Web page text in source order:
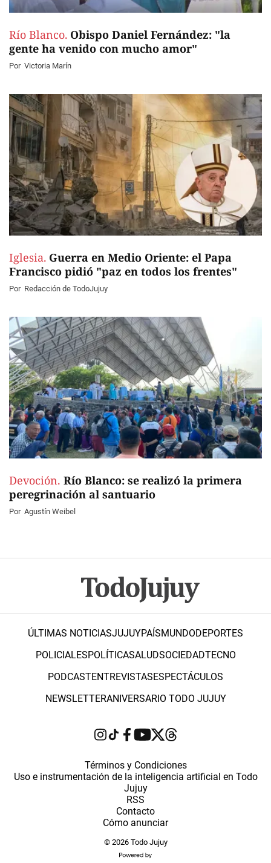
Río Blanco. Obispo Daniel Fernández: "la
gente ha venido con mucho amor"
Por Victoria Marín
Iglesia. Guerra en Medio Oriente: el Papa
Francisco pidió "paz en todos los frentes"
Por Redacción de TodoJujuy
Devoción. Río Blanco: se realizó la primera
peregrinación al santuario
Por Agustín Weibel
ÚLTIMAS NOTICIASJUJUYPAÍSMUNDODEPORTES
POLICIALESPOLÍTICASALUDSOCIEDADTECNO
PODCASTENTREVISTASESPECTÁCULOS
NEWSLETTERANIVERSARIO TODO JUJUY
Términos y Condiciones
Uso e instrumentación de la inteligencia artificial en Todo
Jujuy
RSS
Contacto
Cómo anunciar
© 2026 Todo Jujuy